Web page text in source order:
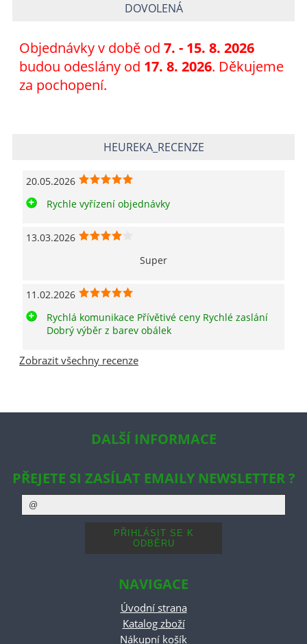
DOVOLENÁ
Objednávky v době od 7. - 15. 8. 2026
budou odeslány od 17. 8. 2026. Děkujeme
za pochopení.
HEUREKA_RECENZE
20.05.2026
Rychle vyřízení objednávky
13.03.2026
Super
11.02.2026
Rychlá komunikace Přívětivé ceny Rychlé zaslání
Dobrý výběr z barev obálek
Zobrazit všechny recenze
DALŠÍ INFORMACE
PŘEJETE SI ZASÍLAT EMAILY NEWSLETTER ?
NAVIGACE
Úvodní strana
Katalog zboží
Nákupní košík